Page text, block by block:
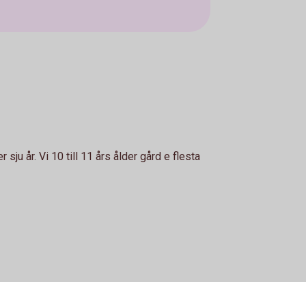
sju år. Vi 10 till 11 års ålder gård e flesta